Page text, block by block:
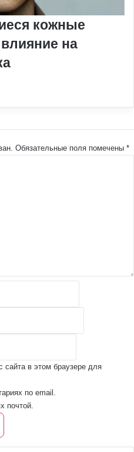
кожные
на
Обязательные поля помечены *
в этом браузере для
по email.
почтой.